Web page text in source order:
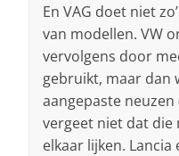
En VAG doet niet
van modellen. VW
vervolgens door
gebruikt, maar dan
aangepaste
vergeet niet dat die
elkaar lijken.